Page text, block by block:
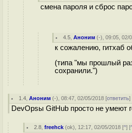
смена пароля и сброс
4.5 ,Аноним (-), 09:05, 02/
к сожалению, гитхаб
(типа "мы прошлый
сохранили.")
1.4 ,Аноним (-), 08:47, 02/05/2018 [ответить]
DevOpsы GitHub просто не умеют
2.8 ,freehck (ok), 12:17, 02/05/2018 [^] [